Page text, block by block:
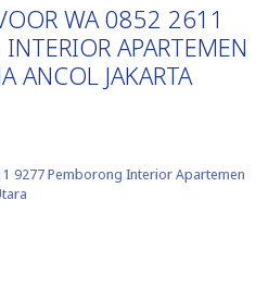
WA 0852 2611
APARTEMEN
ANCOL JAKARTA
9277 Pemborong Interior Apartemen